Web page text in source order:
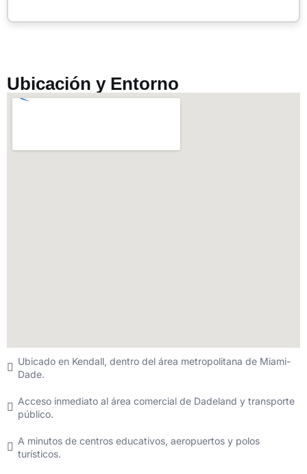
Ubicación y Entorno
Ubicado en Kendall, dentro del área metropolitana de Miami-
Dade.
Acceso inmediato al área comercial de Dadeland y transporte
público.
A minutos de centros educativos, aeropuertos y polos
turísticos.